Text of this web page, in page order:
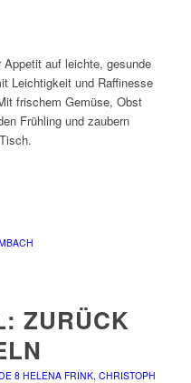
auf leichte, gesunde
Leichtigkeit und Raffinesse
frischem Gemüse, Obst
Frühling und zaubern
ZURÜCK
8 HELENA FRINK, CHRISTOPH